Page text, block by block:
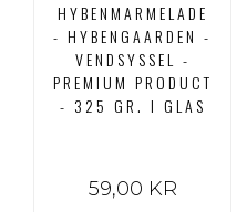
HYBENMARMELADE
- HYBENGAARDEN -
VENDSYSSEL -
PREMIUM PRODUCT
- 325 GR. I GLAS
59,00 KR